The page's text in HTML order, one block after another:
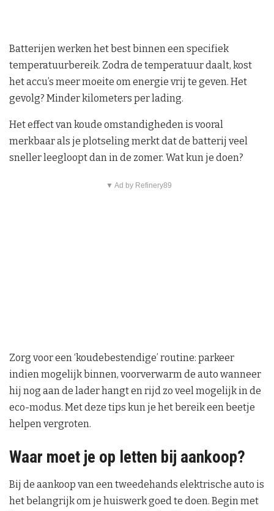
Batterijen werken het best binnen een specifiek
temperatuurbereik. Zodra de temperatuur daalt, kost
het accu’s meer moeite om energie vrij te geven. Het
gevolg? Minder kilometers per lading.
Het effect van koude omstandigheden is vooral
merkbaar als je plotseling merkt dat de batterij veel
sneller leegloopt dan in de zomer. Wat kun je doen?
▼ Ad by Refinery89
Zorg voor een ‘koudebestendige’ routine: parkeer
indien mogelijk binnen, voorverwarm de auto wanneer
hij nog aan de lader hangt en rijd zo veel mogelijk in de
eco-modus. Met deze tips kun je het bereik een beetje
helpen vergroten.
Waar moet je op letten bij aankoop?
Bij de aankoop van een tweedehands elektrische auto is
het belangrijk om je huiswerk goed te doen. Begin met